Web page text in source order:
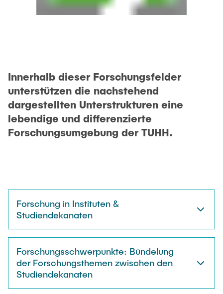
Innerhalb dieser Forschungsfelder
unterstützen die nachstehend
dargestellten Unterstrukturen eine
lebendige und differenzierte
Forschungsumgebung der TUHH.
Forschung in Instituten &
Studiendekanaten
Forschungsschwerpunkte: Bündelung
der Forschungsthemen zwischen den
Studiendekanaten